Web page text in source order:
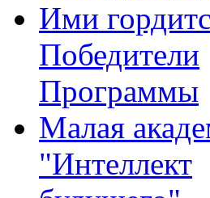
Ими
Победители
Программы
Малая
"Интеллект